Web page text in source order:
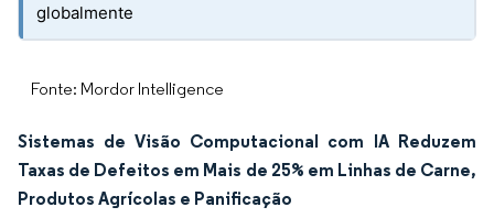
globalmente
Fonte: Mordor Intelligence
Sistemas de Visão Computacional com IA Reduzem
Taxas de Defeitos em Mais de 25% em Linhas de Carne,
Produtos Agrícolas e Panificação